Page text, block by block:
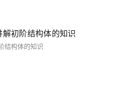
解初阶结构体的知识
结构体的知识